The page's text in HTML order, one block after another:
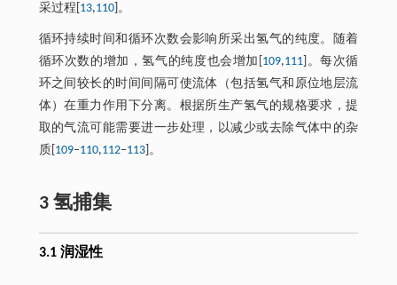
采过程[ 13,110]。
循环持续时间和循环次数会影响所采出氢气的纯度。随着
循环次数的增加，氢气的纯度也会增加[ 109,111]。每次循
环之间较长的时间间隔可使流体（包括氢气和原位地层流
体）在重力作用下分离。根据所生产氢气的规格要求，提
取的气流可能需要进一步处理，以减少或去除气体中的杂
质[ 109‒110,112‒113]。
3 氢捕集
3.1 润湿性